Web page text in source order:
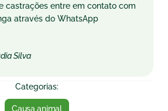
castrações entre em contato com
através do WhatsApp
Silva
Categorias:
Causa animal